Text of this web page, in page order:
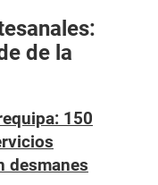
de la
150
desmanes